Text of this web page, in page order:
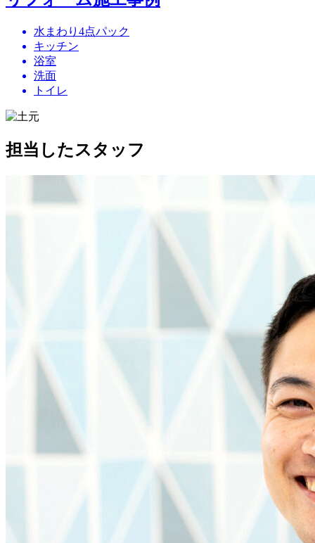
水まわり4点パック
キッチン
浴室
洗面
トイレ
担当したスタッフ